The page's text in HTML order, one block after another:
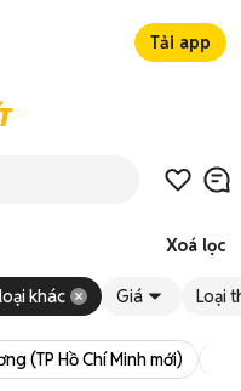
Tải app
Xoá lọc
khác Giá Loại
(TP Hồ Chí Minh mới)